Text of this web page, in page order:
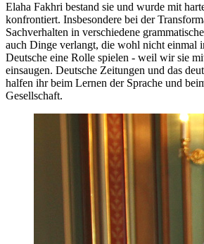
Elaha Fakhri bestand sie und wurde mit
konfrontiert. Insbesondere bei der
Sachverhalten in verschiedene
auch Dinge verlangt, die wohl nicht einmal
Deutsche eine Rolle spielen - weil wir sie
einsaugen. Deutsche Zeitungen und das
halfen ihr beim Lernen der Sprache und
Gesellschaft.